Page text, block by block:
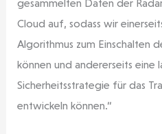
gesammelten Daten der
Cloud auf, sodass wir
Algorithmus zum Einschalten
können und andererseits eine
Sicherheitsstrategie für das
entwickeln können.“